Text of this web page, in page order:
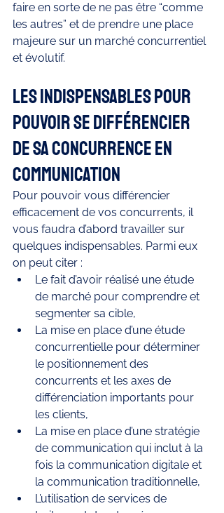
faire en sorte de ne pas être “comme
les autres” et de prendre une place
majeure sur un marché concurrentiel
et évolutif.
Les indispensables pour
pouvoir se différencier
de sa concurrence en
communication
Pour pouvoir vous différencier
efficacement de vos concurrents, il
vous faudra d’abord travailler sur
quelques indispensables. Parmi eux
on peut citer :
Le fait d’avoir réalisé une étude
de marché pour comprendre et
segmenter sa cible,
La mise en place d’une étude
concurrentielle pour déterminer
le positionnement des
concurrents et les axes de
différenciation importants pour
les clients,
La mise en place d’une stratégie
de communication qui inclut à la
fois la communication digitale et
la communication traditionnelle,
L’utilisation de services de